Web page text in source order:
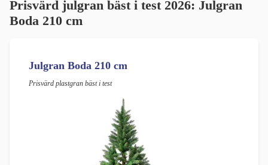
Prisvärd julgran bäst i test 2026: Julgran
Boda 210 cm
Julgran Boda 210 cm
Prisvärd plastgran bäst i test